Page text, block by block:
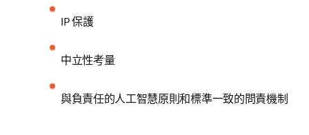
IP 保護
中立性考量
與負責任的人工智慧原則和標準一致的問責機制